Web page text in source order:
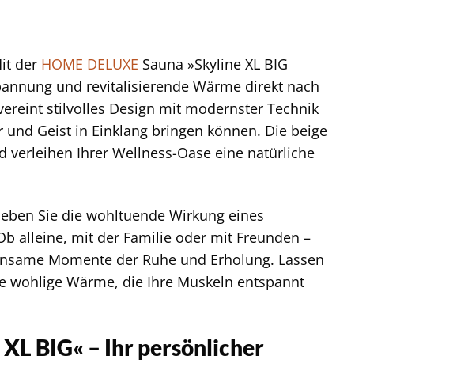
der HOME DELUXE Sauna »Skyline XL BIG
und revitalisierende Wärme direkt nach
stilvolles Design mit modernster Technik
Geist in Einklang bringen können. Die beige
verleihen Ihrer Wellness-Oase eine natürliche
Sie die wohltuende Wirkung eines
alleine, mit der Familie oder mit Freunden –
Momente der Ruhe und Erholung. Lassen
wohlige Wärme, die Ihre Muskeln entspannt
BIG« – Ihr persönlicher